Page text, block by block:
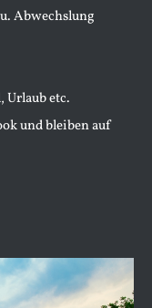
Abwechslung
Urlaub etc.
und bleiben auf